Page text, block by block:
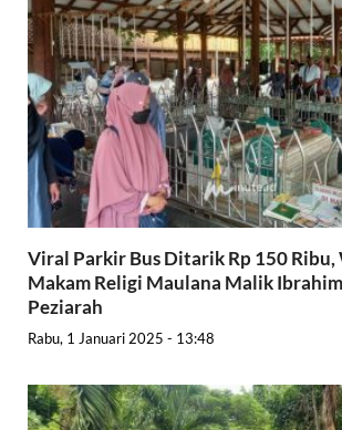
Viral Parkir Bus Ditarik Rp 150 Ribu,
Makam Religi Maulana Malik
Peziarah
Rabu, 1 Januari 2025 - 13:48